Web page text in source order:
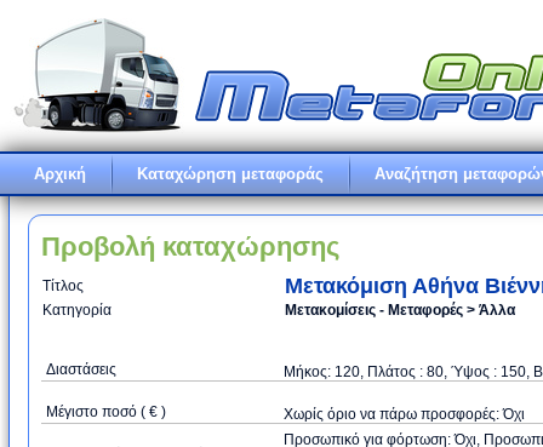
Αρχική Καταχώρηση μεταφοράς Αναζήτηση
Προβολή καταχώρησης
Τίτλος Μετακόμιση Αθήνα
Κατηγορία Μετακομίσεις - Μεταφορές > Άλλα
Διαστάσεις Μήκος: 120, Πλάτος : 80, Ύψος : 150,
Μέγιστο ποσό ( € ) Xωρίς όριο να πάρω προσφορές: Όχι
Προσωπικό για φόρτωση: Όχι,